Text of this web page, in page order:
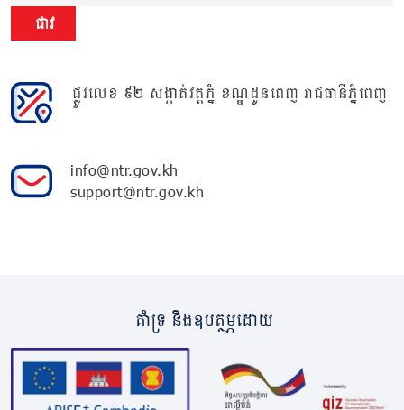
ជាវ
ផ្លូវលេខ ៩២ សង្កាត់វត្តភ្នំ ខណ្ឌដូនពេញ រាជធានីភ្នំពេញ
info@ntr.gov.kh
support@ntr.gov.kh
គាំទ្រ និងឧបត្ថម្ភដោយ